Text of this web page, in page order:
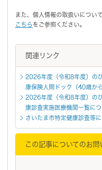
また、個人情報の取扱いについ
こちら をご参照ください。
関連リンク
2026年度（令和8年度）の
康保険人間ドック（40歳か
2026年度（令和8年度）の
康診査実施医療機関一覧に
さいたま市特定健康診査等
この記事についてのお問